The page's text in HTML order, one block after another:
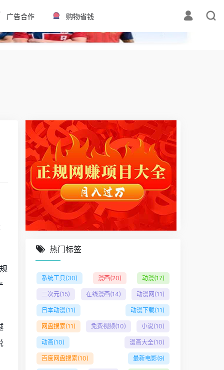
✕
广告合作 购物省钱
热门标签
系统工具(30) 漫画(20) 动漫(17)
二次元(15) 在线漫画(14) 动漫网 (11)
日本动漫(11) 动漫下载(11)
网盘搜索(11) 免费视频(10) 小说(10)
动画(10) 漫画大全(10)
百度网盘搜索(10) 最新电影(9)